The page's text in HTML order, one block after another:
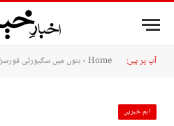
آپ پر ہیں: Home
»بنوں میں سکیورٹی فورسز کی کامیاب
اہم خبریں